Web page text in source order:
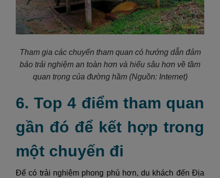
Tham gia các chuyến tham quan có hướng dẫn đảm
bảo trải nghiệm an toàn hơn và hiểu sâu hơn về tầm
quan trọng của đường hầm (Nguồn: Internet)
6. Top 4 điểm tham quan
gần đó để kết hợp trong
một chuyến đi
Để có trải nghiệm phong phú hơn, du khách đến Địa